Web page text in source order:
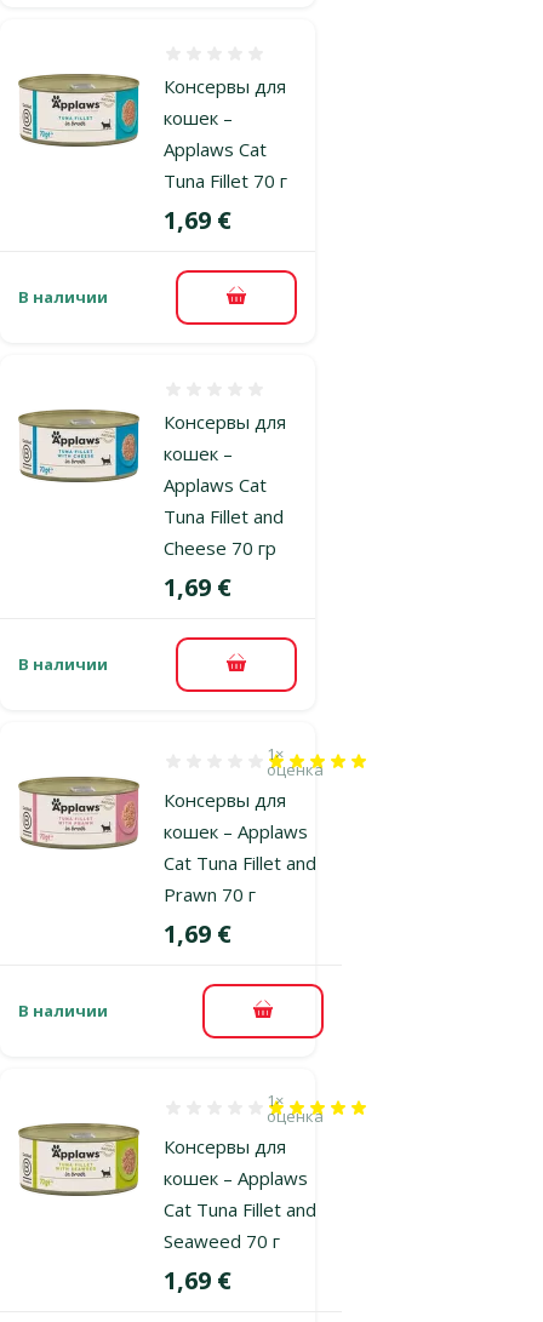
Консервы для
кошек –
Applaws Cat
Tuna Fillet 70 г
Цена
1,69 €
В наличии В корзину
Консервы для
кошек –
Applaws Cat
Tuna Fillet and
Cheese 70 гр
Цена
1,69 €
В наличии В корзину
Консервы для
кошек – Applaws
Cat Tuna Fillet and
Prawn 70 г
Оценка 100%, количество оценок: 1
1×
оценка
Цена
1,69 €
В наличии В корзину
Консервы для
кошек – Applaws
Cat Tuna Fillet and
Seaweed 70 г
Оценка 100%, количество оценок: 1
1×
оценка
Цена
1,69 €